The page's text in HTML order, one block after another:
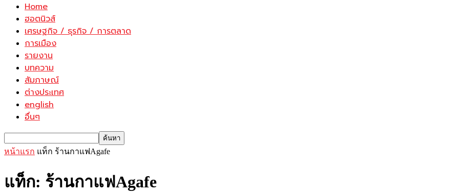
Home
ฮอตนิวส์
เศรษฐกิจ / ธุรกิจ / การตลาด
การเมือง
รายงาน
บทความ
สัมภาษณ์
ต่างประเทศ
english
อื่นๆ
หน้าแรก แท็ก ร้านกาแฟAgafe
แท็ก: ร้านกาแฟAgafe